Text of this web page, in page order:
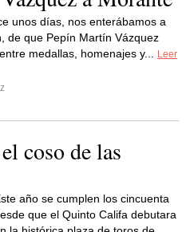
unos días, nos enterábamos a
de que Pepín Martín Vázquez
medallas, homenajes y...
Leer
coso de las
año se cumplen los cincuenta
que el Quinto Califa debutara